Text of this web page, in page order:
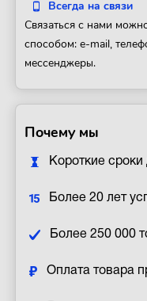
Всегда на связи
Связаться с нами
способом: e-mail,
мессенджеры.
Почему мы
Короткие сроки
Более 20 лет
Более 250 000
Оплата товара